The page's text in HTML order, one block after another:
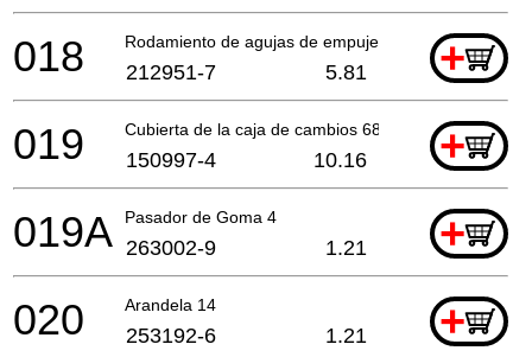
Rodamiento de agujas de empuje 1023 +
018 212951-7 5.81
Cubierta de la caja de cambios 6822 * +
019 150997-4 10.16
Pasador de Goma 4 +
019A 263002-9 1.21
Arandela 14 +
020 253192-6 1.21